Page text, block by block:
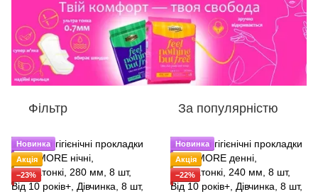
Фільтр За популярністю
Новинка
Акція
−23%
Новинка
Акція
−22%